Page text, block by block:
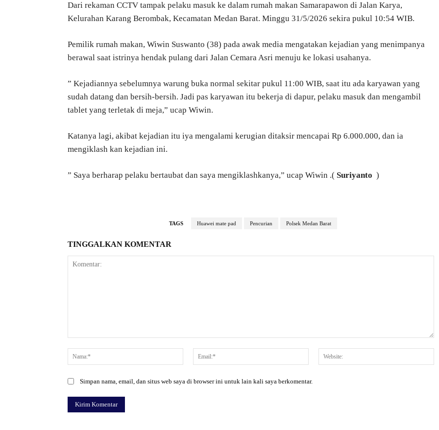
Dari rekaman CCTV tampak pelaku masuk ke dalam rumah makan Samarapawon di Jalan Karya,
Kelurahan Karang Berombak, Kecamatan Medan Barat. Minggu 31/5/2026 sekira pukul 10:54 WIB.
Pemilik rumah makan, Wiwin Suswanto (38) pada awak media mengatakan kejadian yang menimpanya
berawal saat istrinya hendak pulang dari Jalan Cemara Asri menuju ke lokasi usahanya.
” Kejadiannya sebelumnya warung buka normal sekitar pukul 11:00 WIB, saat itu ada karyawan yang
sudah datang dan bersih-bersih. Jadi pas karyawan itu bekerja di dapur, pelaku masuk dan mengambil
tablet yang terletak di meja,” ucap Wiwin.
Katanya lagi, akibat kejadian itu iya mengalami kerugian ditaksir mencapai Rp 6.000.000, dan ia
mengiklash kan kejadian ini.
” Saya berharap pelaku bertaubat dan saya mengiklashkanya,” ucap Wiwin .( Suriyanto )
TAGS Huawei mate pad Pencurian Polsek Medan Barat
TINGGALKAN KOMENTAR
Nama:*
Email:*
Simpan nama, email, dan situs web saya di browser ini untuk lain kali saya berkomentar.